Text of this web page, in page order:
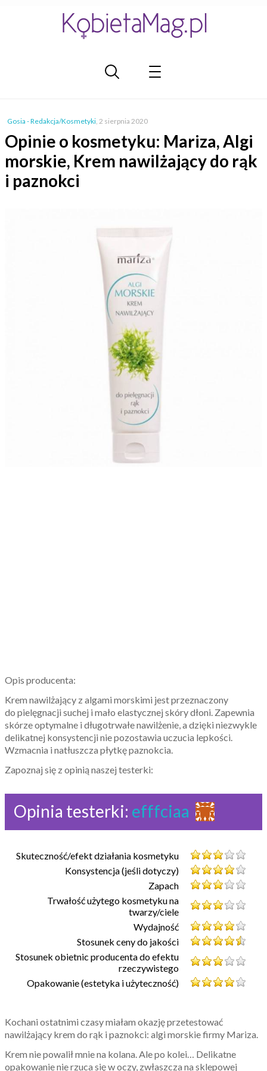
Gosia - Redakcja/Kosmetyki, 2 sierpnia 2020
Opinie o kosmetyku: Mariza, Algi
morskie, Krem nawilżający do rąk
i paznokci
Opis producenta:
Krem nawilżający z algami morskimi jest przeznaczony
do pielęgnacji suchej i mało elastycznej skóry dłoni. Zapewnia
skórze optymalne i długotrwałe nawilżenie, a dzięki niezwykle
delikatnej konsystencji nie pozostawia uczucia lepkości.
Wzmacnia i natłuszcza płytkę paznokcia.
Zapoznaj się z opinią naszej testerki:
Opinia testerki: efffciaa
Skuteczność/efekt działania kosmetyku
Konsystencja (jeśli dotyczy)
Zapach
Trwałość użytego kosmetyku na
twarzy/ciele
Wydajność
Stosunek ceny do jakości
Stosunek obietnic producenta do efektu
rzeczywistego
Opakowanie (estetyka i użyteczność)
Kochani ostatnimi czasy miałam okazję przetestować
nawilżający krem do rąk i paznokci: algi morskie firmy Mariza.
Krem nie powalił mnie na kolana. Ale po kolei… Delikatne
opakowanie nie rzuca się w oczy, zwłaszcza na sklepowej